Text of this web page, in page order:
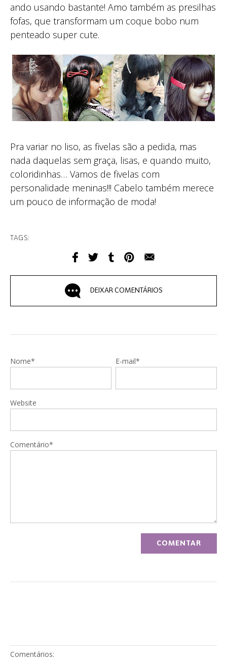
ando usando bastante! Amo também as presilhas
fofas, que transformam um coque bobo num
penteado super cute.
Pra variar no liso, as fivelas são a pedida, mas
nada daquelas sem graça, lisas, e quando muito,
coloridinhas… Vamos de fivelas com
personalidade meninas!!! Cabelo também merece
um pouco de informação de moda!
TAGS:
DEIXAR COMENTÁRIOS
Nome* E-mail*
Website
Comentário*
Comentários: